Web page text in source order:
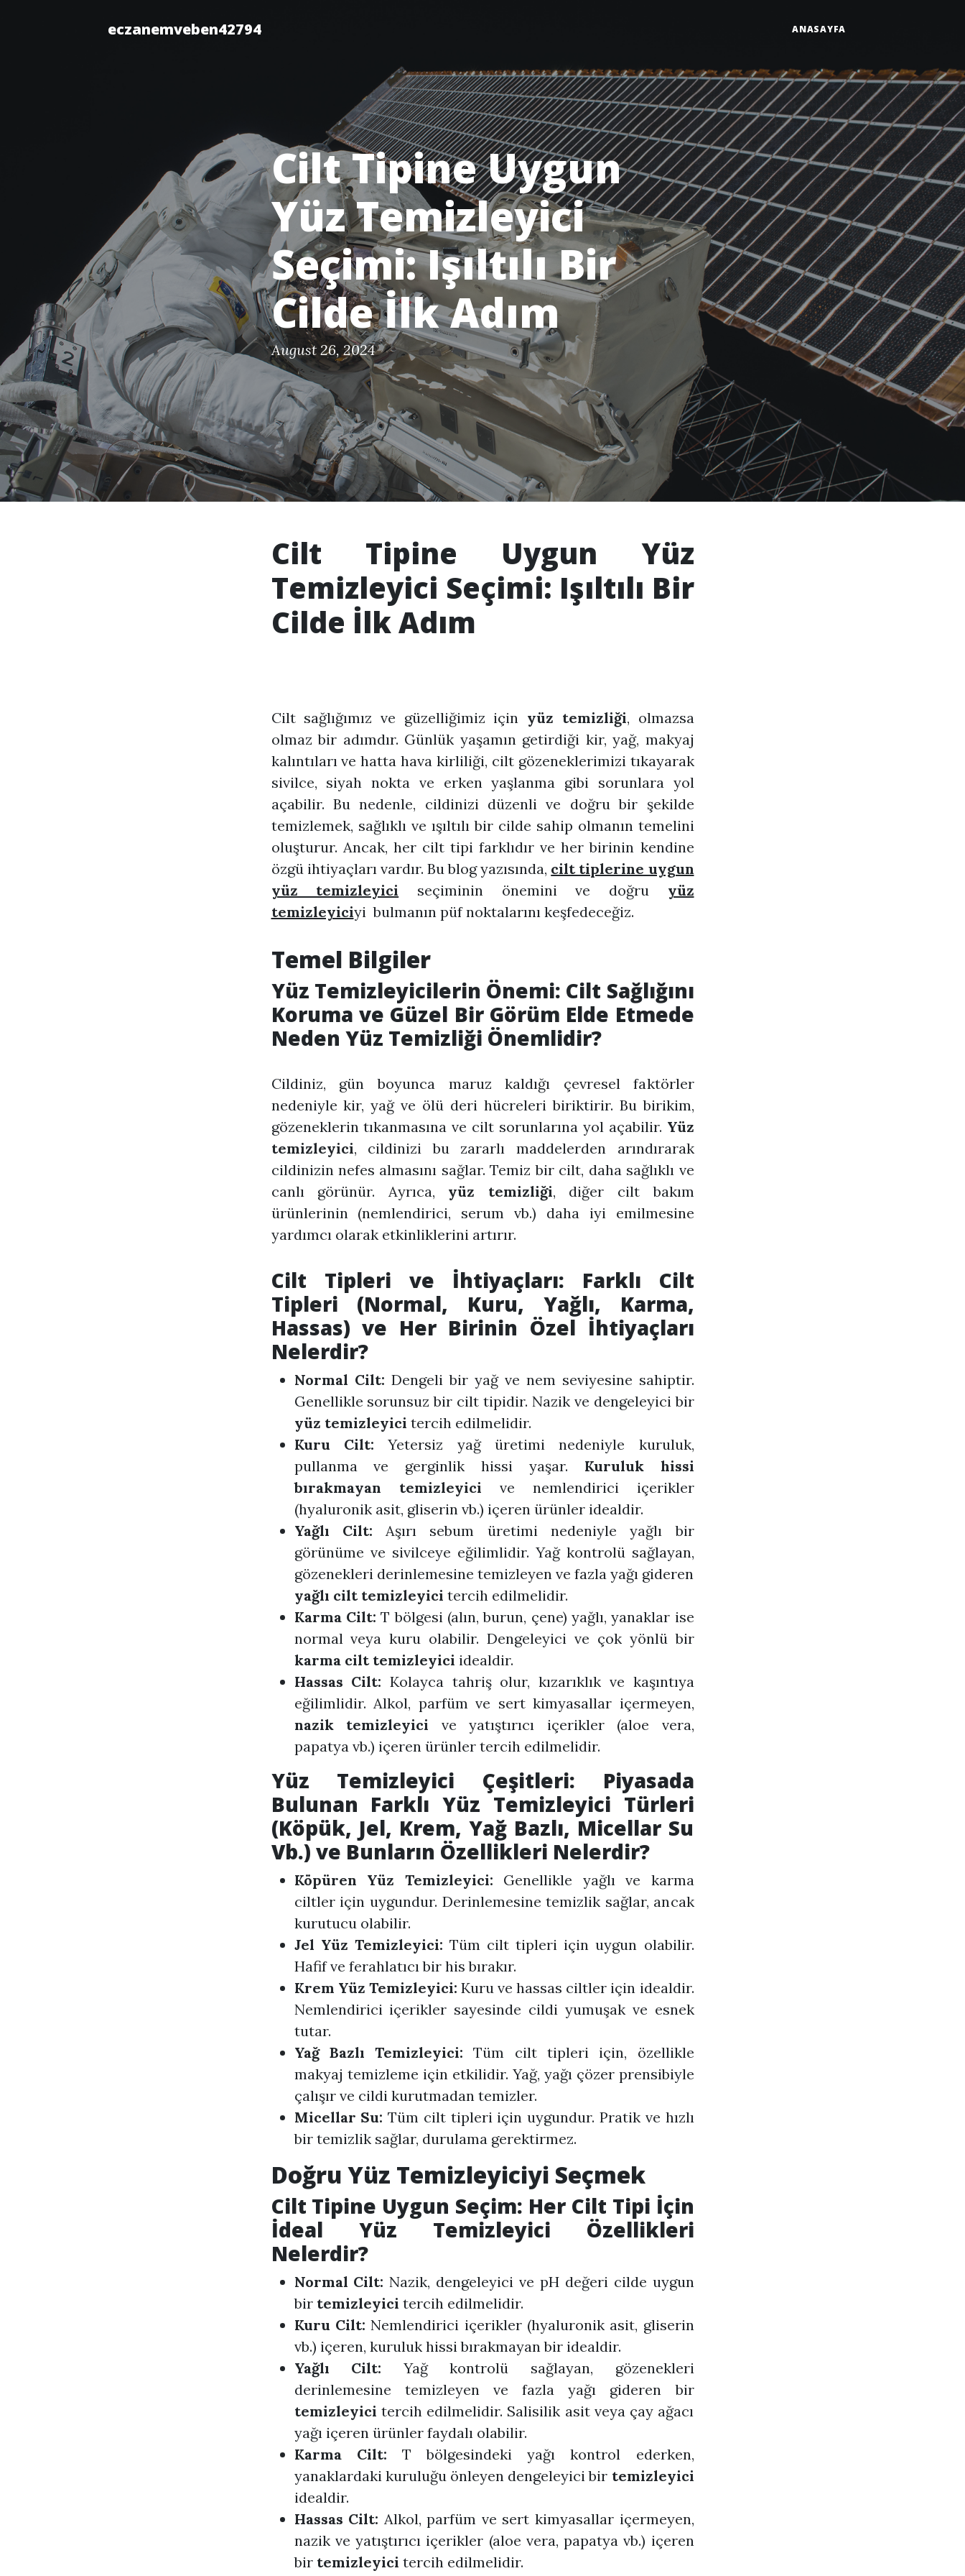
eczanemveben42794 ANASAYFA
Cilt Tipine Uygun
Yüz Temizleyici
Seçimi: Işıltılı Bir
Cilde İlk Adım
August 26, 2024
Cilt Tipine Uygun Yüz
Temizleyici Seçimi: Işıltılı Bir
Cilde İlk Adım
Cilt sağlığımız ve güzelliğimiz için yüz temizliği, olmazsa
olmaz bir adımdır. Günlük yaşamın getirdiği kir, yağ, makyaj
kalıntıları ve hatta hava kirliliği, cilt gözeneklerimizi tıkayarak
sivilce, siyah nokta ve erken yaşlanma gibi sorunlara yol
açabilir. Bu nedenle, cildinizi düzenli ve doğru bir şekilde
temizlemek, sağlıklı ve ışıltılı bir cilde sahip olmanın temelini
oluşturur. Ancak, her cilt tipi farklıdır ve her birinin kendine
özgü ihtiyaçları vardır. Bu blog yazısında, cilt tiplerine uygun
yüz temizleyici seçiminin önemini ve doğru yüz
temizleyiciyi bulmanın püf noktalarını keşfedeceğiz.
Temel Bilgiler
Yüz Temizleyicilerin Önemi: Cilt Sağlığını
Koruma ve Güzel Bir Görüm Elde Etmede
Neden Yüz Temizliği Önemlidir?
Cildiniz, gün boyunca maruz kaldığı çevresel faktörler
nedeniyle kir, yağ ve ölü deri hücreleri biriktirir. Bu birikim,
gözeneklerin tıkanmasına ve cilt sorunlarına yol açabilir. Yüz
temizleyici, cildinizi bu zararlı maddelerden arındırarak
cildinizin nefes almasını sağlar. Temiz bir cilt, daha sağlıklı ve
canlı görünür. Ayrıca, yüz temizliği, diğer cilt bakım
ürünlerinin (nemlendirici, serum vb.) daha iyi emilmesine
yardımcı olarak etkinliklerini artırır.
Cilt Tipleri ve İhtiyaçları: Farklı Cilt
Tipleri (Normal, Kuru, Yağlı, Karma,
Hassas) ve Her Birinin Özel İhtiyaçları
Nelerdir?
Normal Cilt: Dengeli bir yağ ve nem seviyesine sahiptir.
Genellikle sorunsuz bir cilt tipidir. Nazik ve dengeleyici bir
yüz temizleyici tercih edilmelidir.
Kuru Cilt: Yetersiz yağ üretimi nedeniyle kuruluk,
pullanma ve gerginlik hissi yaşar. Kuruluk hissi
bırakmayan temizleyici ve nemlendirici içerikler
(hyaluronik asit, gliserin vb.) içeren ürünler idealdir.
Yağlı Cilt: Aşırı sebum üretimi nedeniyle yağlı bir
görünüme ve sivilceye eğilimlidir. Yağ kontrolü sağlayan,
gözenekleri derinlemesine temizleyen ve fazla yağı gideren
yağlı cilt temizleyici tercih edilmelidir.
Karma Cilt: T bölgesi (alın, burun, çene) yağlı, yanaklar ise
normal veya kuru olabilir. Dengeleyici ve çok yönlü bir
karma cilt temizleyici idealdir.
Hassas Cilt: Kolayca tahriş olur, kızarıklık ve kaşıntıya
eğilimlidir. Alkol, parfüm ve sert kimyasallar içermeyen,
nazik temizleyici ve yatıştırıcı içerikler (aloe vera,
papatya vb.) içeren ürünler tercih edilmelidir.
Yüz Temizleyici Çeşitleri: Piyasada
Bulunan Farklı Yüz Temizleyici Türleri
(Köpük, Jel, Krem, Yağ Bazlı, Micellar Su
Vb.) ve Bunların Özellikleri Nelerdir?
Köpüren Yüz Temizleyici: Genellikle yağlı ve karma
ciltler için uygundur. Derinlemesine temizlik sağlar, ancak
kurutucu olabilir.
Jel Yüz Temizleyici: Tüm cilt tipleri için uygun olabilir.
Hafif ve ferahlatıcı bir his bırakır.
Krem Yüz Temizleyici: Kuru ve hassas ciltler için idealdir.
Nemlendirici içerikler sayesinde cildi yumuşak ve esnek
tutar.
Yağ Bazlı Temizleyici: Tüm cilt tipleri için, özellikle
makyaj temizleme için etkilidir. Yağ, yağı çözer prensibiyle
çalışır ve cildi kurutmadan temizler.
Micellar Su: Tüm cilt tipleri için uygundur. Pratik ve hızlı
bir temizlik sağlar, durulama gerektirmez.
Doğru Yüz Temizleyiciyi Seçmek
Cilt Tipine Uygun Seçim: Her Cilt Tipi İçin
İdeal Yüz Temizleyici Özellikleri
Nelerdir?
Normal Cilt: Nazik, dengeleyici ve pH değeri cilde uygun
bir temizleyici tercih edilmelidir.
Kuru Cilt: Nemlendirici içerikler (hyaluronik asit, gliserin
vb.) içeren, kuruluk hissi bırakmayan bir idealdir.
Yağlı Cilt: Yağ kontrolü sağlayan, gözenekleri
derinlemesine temizleyen ve fazla yağı gideren bir
temizleyici tercih edilmelidir. Salisilik asit veya çay ağacı
yağı içeren ürünler faydalı olabilir.
Karma Cilt: T bölgesindeki yağı kontrol ederken,
yanaklardaki kuruluğu önleyen dengeleyici bir temizleyici
idealdir.
Hassas Cilt: Alkol, parfüm ve sert kimyasallar içermeyen,
nazik ve yatıştırıcı içerikler (aloe vera, papatya vb.) içeren
bir temizleyici tercih edilmelidir.